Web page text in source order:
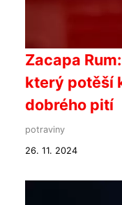
Zacapa
který potěší
dobrého pití
potraviny
26. 11. 2024